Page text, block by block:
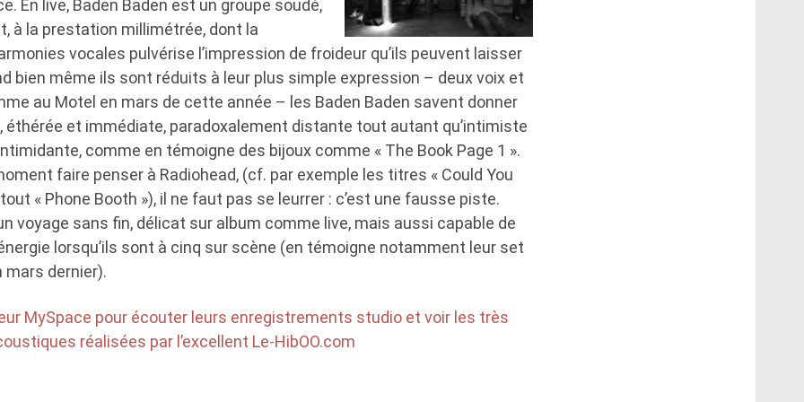
En live, Baden Baden est un groupe soudé,
à la prestation millimétrée, dont la
vocales pulvérise l’impression de froideur qu’ils peuvent laisser
bien même ils sont réduits à leur plus simple expression – deux voix et
au Motel en mars de cette année – les Baden Baden savent donner
éthérée et immédiate, paradoxalement distante tout autant qu’intimiste
comme en témoigne des bijoux comme « The Book Page 1 ».
faire penser à Radiohead, (cf. par exemple les titres « Could You
« Phone Booth »), il ne faut pas se leurrer : c’est une fausse piste.
voyage sans fin, délicat sur album comme live, mais aussi capable de
lorsqu’ils sont à cinq sur scène (en témoigne notamment leur set
mars dernier).
MySpace pour écouter leurs enregistrements studio et voir les très
réalisées par l’excellent Le-HibOO.com